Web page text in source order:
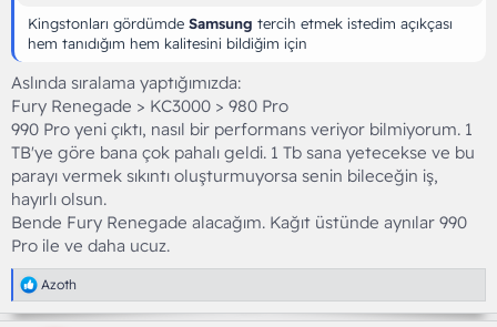
Kingstonları gördümde Samsung tercih etmek istedim açıkçası
hem tanıdığım hem kalitesini bildiğim için
Aslında sıralama yaptığımızda:
Fury Renegade > KC3000 > 980 Pro
990 Pro yeni çıktı, nasıl bir performans veriyor bilmiyorum. 1
TB'ye göre bana çok pahalı geldi. 1 Tb sana yetecekse ve bu
parayı vermek sıkıntı oluşturmuyorsa senin bileceğin iş,
hayırlı olsun.
Bende Fury Renegade alacağım. Kağıt üstünde aynılar 990
Pro ile ve daha ucuz.
T
e
p
Azoth